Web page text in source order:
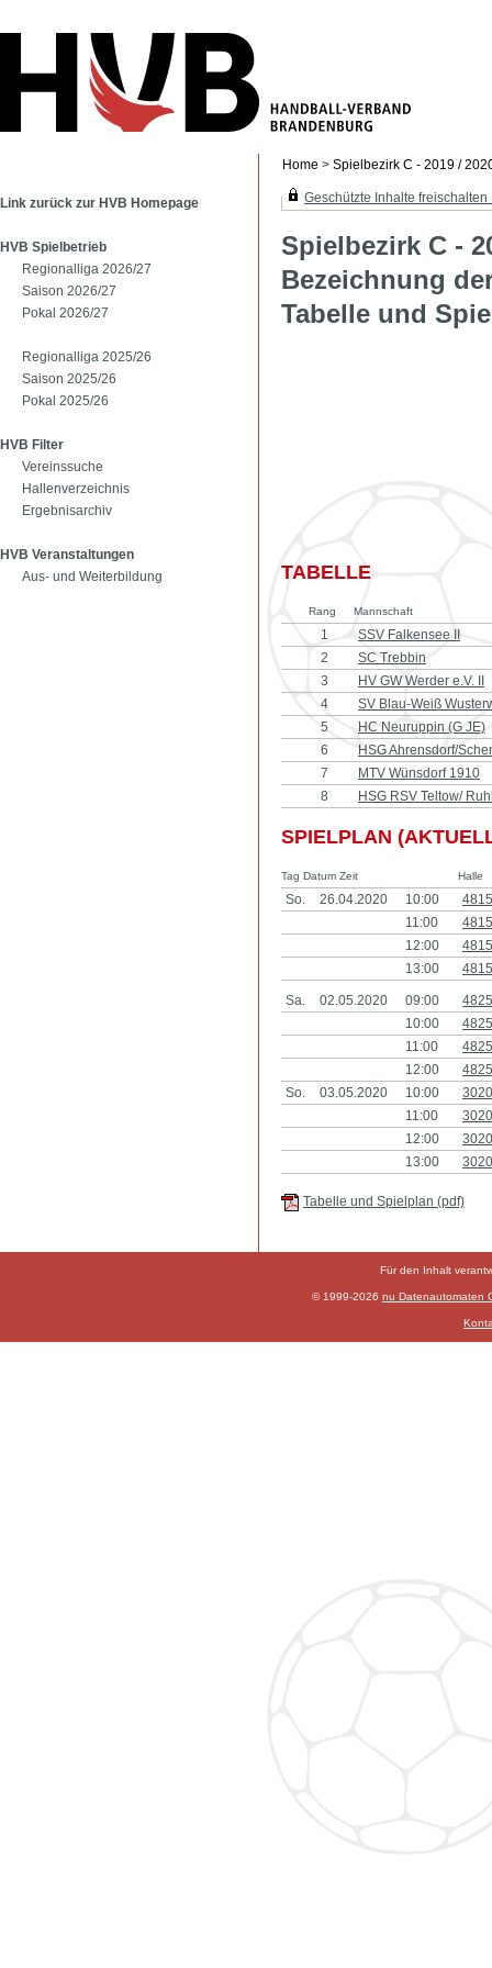
Home >Spielbezirk C - 2019 /
Link zurück zur HVB Homepage
HVB Spielbetrieb
Regionalliga 2026/27
Saison 2026/27
Pokal 2026/27
Regionalliga 2025/26
Saison 2025/26
Pokal 2025/26
HVB Filter
Vereinssuche
Hallenverzeichnis
Ergebnisarchiv
HVB Veranstaltungen
Aus- und Weiterbildung
Geschützte Inhalte freischalten
Spielbezirk C -
Bezeichnung
Tabelle und
TABELLE
Rang Mannschaft
1
SSV Falkensee II
2
SC Trebbin
3
HV GW Werder e.V. II
4
SV Blau-Weiß
5
HC Neuruppin (G JE)
6
HSG Ahrensdorf/
7
MTV Wünsdorf 1910
8
HSG RSV Teltow/
SPIELPLAN
Tag Datum Zeit Halle
So. 26.04.2020 10:00
4815
11:00
4815
12:00
4815
13:00
4815
Sa. 02.05.2020 09:00
4825
10:00
4825
11:00
4825
12:00
4825
So.
03.05.2020 10:00
3020
11:00
3020
12:00
3020
13:00
3020
Tabelle und Spielplan (pdf)
Für den Inhalt
© 1999-2026 nu Datenautomaten